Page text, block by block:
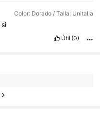
Color: Dorado / Talla: Unitalla
si
Útil (0)